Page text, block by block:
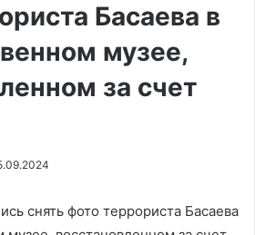
Басаева в
музее,
за счет